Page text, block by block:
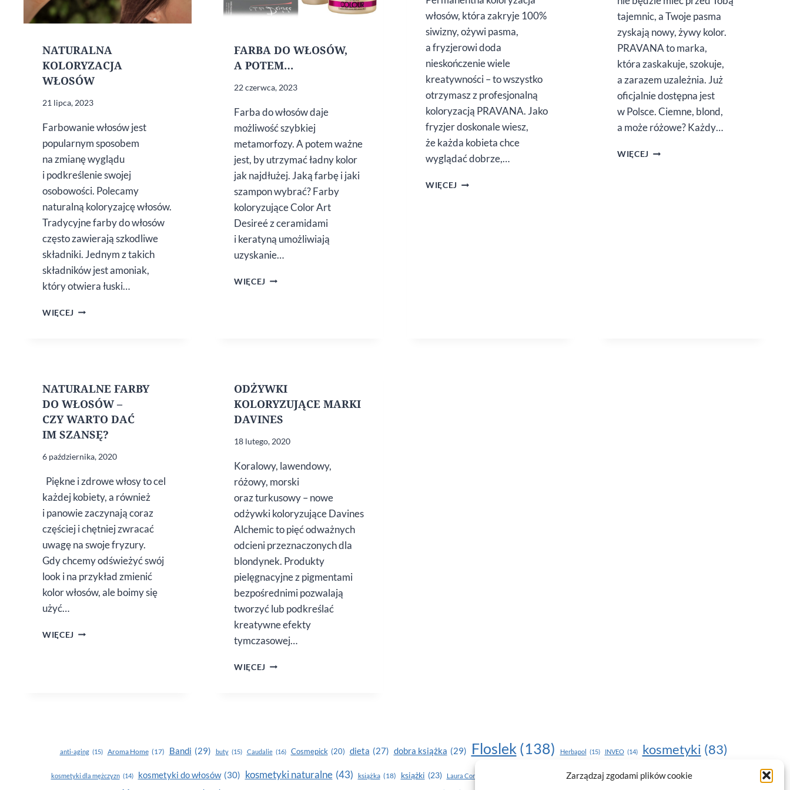
Zarządzaj zgodami plików cookie
NATURALNA
KOLORYZACJA
WŁOSÓW
21 lipca, 2023
Farbowanie włosów jest
popularnym sposobem
na zmianę wyglądu
i podkreślenie swojej
osobowości. Polecamy
naturalną koloryzajcę włosów.
Tradycyjne farby do włosów
często zawierają szkodliwe
składniki. Jednym z takich
składników jest amoniak,
który otwiera łuski…
WIĘCEJ NATURALNA
FARBA DO WŁOSÓW,
A POTEM…
22 czerwca, 2023
Farba do włosów daje
możliwość szybkiej
metamorfozy. A potem ważne
jest, by utrzymać ładny kolor
jak najdłużej. Jaką farbę i jaki
szampon wybrać? Farby
koloryzujące Color Art
Desireé z ceramidami
i keratyną umożliwiają
uzyskanie…
WIĘCEJ FARBA
włosów, która zakryje 100%
siwizny, ożywi pasma,
a fryzjerowi doda
nieskończenie wiele
kreatywności – to wszystko
otrzymasz z profesjonalną
koloryzacją PRAVANA. Jako
fryzjer doskonale wiesz,
że każda kobieta chce
wyglądać dobrze,…
WIĘCEJ KOLORYZACJA
tajemnic, a Twoje pasma
zyskają nowy, żywy kolor.
PRAVANA to marka,
która zaskakuje, szokuje,
a zarazem uzależnia. Już
oficjalnie dostępna jest
w Polsce. Ciemne, blond,
a może różowe? Każdy…
WIĘCEJ PRAVANA
NATURALNE FARBY
DO WŁOSÓW –
CZY WARTO DAĆ
IM SZANSĘ?
6 października, 2020
Piękne i zdrowe włosy to cel
każdej kobiety, a również
i panowie zaczynają coraz
częściej i chętniej zwracać
uwagę na swoje fryzury.
Gdy chcemy odświeżyć swój
look i na przykład zmienić
kolor włosów, ale boimy się
użyć…
WIĘCEJ NATURALNE
ODŻYWKI
KOLORYZUJĄCE MARKI
DAVINES
18 lutego, 2020
Koralowy, lawendowy,
różowy, morski
oraz turkusowy – nowe
odżywki koloryzujące Davines
Alchemic to pięć odważnych
odcieni przeznaczonych dla
blondynek. Produkty
pielęgnacyjne z pigmentami
bezpośrednimi pozwalają
tworzyć lub podkreślać
kreatywne efekty
tymczasowej…
WIĘCEJ ODŻYWKI
anti-aging (15) Aroma Home (17) Bandi (29) buty (15) Caudalie (16) Cosmepick (20) dieta (27) dobra książka (29) Floslek (138) Herbapol (15) INVEO (14) kosmetyki (83)
kosmetyki dla mężczyzn (14) kosmetyki do włosów (30) kosmetyki naturalne (43) książka (18) książki (23) Laura Conti moda(187) nawilżanie skóry (22)